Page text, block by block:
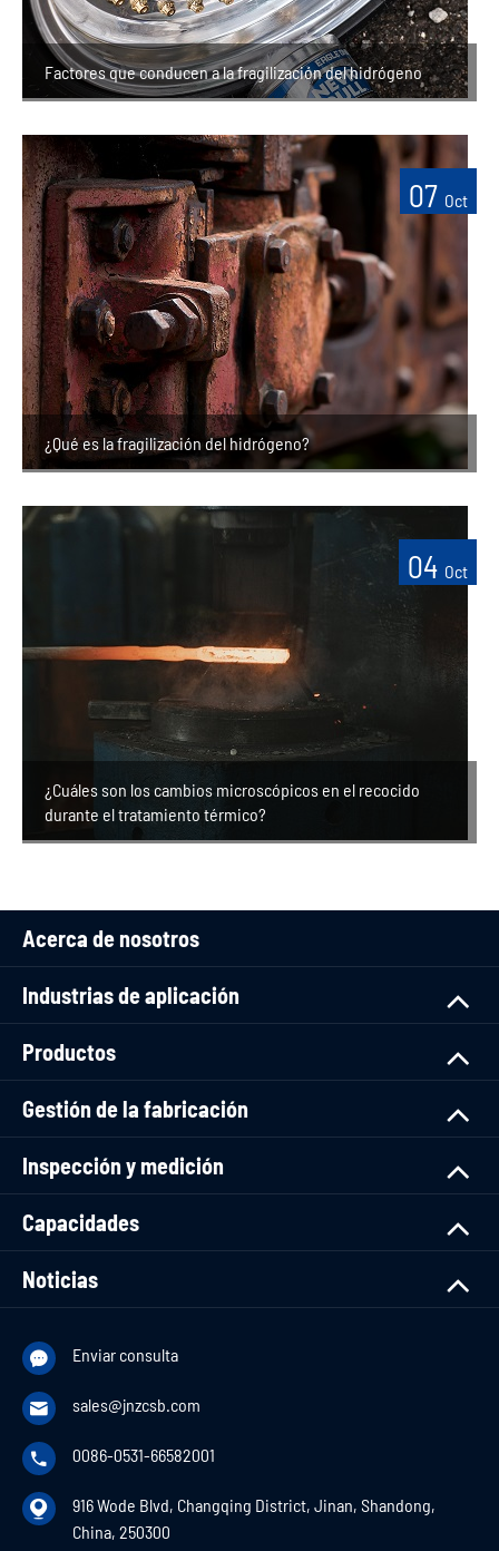
Factores que conducen a la fragilización del hidrógeno
07 Oct
¿Qué es la fragilización del hidrógeno?
04 Oct
¿Cuáles son los cambios microscópicos en el recocido
durante el tratamiento térmico?
Acerca de nosotros
Industrias de aplicación
Productos
Gestión de la fabricación
Inspección y medición
Capacidades
Noticias
 Enviar consulta
 sales@jnzcsb.com
 0086-0531-66582001

916 Wode Blvd, Changqing District, Jinan, Shandong,
China, 250300